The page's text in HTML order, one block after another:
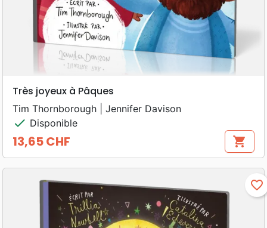
Très joyeux à Pâques
Tim Thornborough | Jennifer Davison
check Disponible
Prix
13,65 CHF shopping_cart
favorite_border